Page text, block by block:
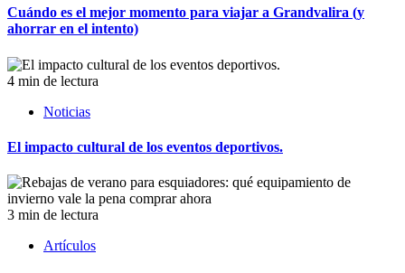
Cuándo es el mejor momento para viajar a Grandvalira (y
ahorrar en el intento)
4 min de lectura
Noticias
El impacto cultural de los eventos deportivos.
3 min de lectura
Artículos